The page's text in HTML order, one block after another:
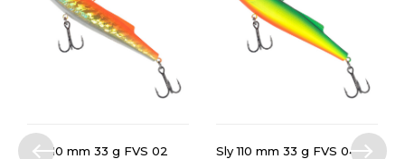
Sly 110 mm 33 g FVS 02
Sly 110 mm 33 g FVS 04